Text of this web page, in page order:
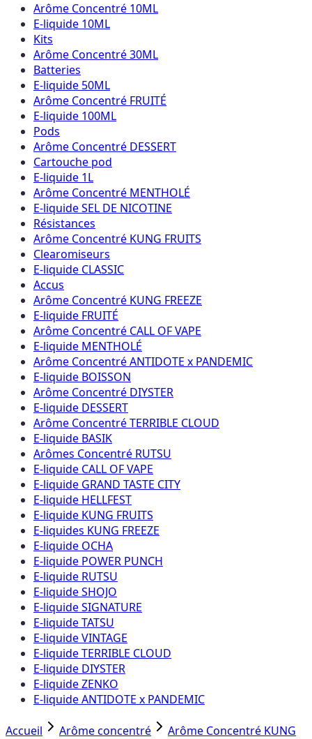
Arôme Concentré 10ML
E-liquide 10ML
Kits
Arôme Concentré 30ML
Batteries
E-liquide 50ML
Arôme Concentré FRUITÉ
E-liquide 100ML
Pods
Arôme Concentré DESSERT
Cartouche pod
E-liquide 1L
Arôme Concentré MENTHOLÉ
E-liquide SEL DE NICOTINE
Résistances
Arôme Concentré KUNG FRUITS
Clearomiseurs
E-liquide CLASSIC
Accus
Arôme Concentré KUNG FREEZE
E-liquide FRUITÉ
Arôme Concentré CALL OF VAPE
E-liquide MENTHOLÉ
Arôme Concentré ANTIDOTE x PANDEMIC
E-liquide BOISSON
Arôme Concentré DIYSTER
E-liquide DESSERT
Arôme Concentré TERRIBLE CLOUD
E-liquide BASIK
Arômes Concentré RUTSU
E-liquide CALL OF VAPE
E-liquide GRAND TASTE CITY
E-liquide HELLFEST
E-liquide KUNG FRUITS
E-liquides KUNG FREEZE
E-liquide OCHA
E-liquide POWER PUNCH
E-liquide RUTSU
E-liquide SHOJO
E-liquide SIGNATURE
E-liquide TATSU
E-liquide VINTAGE
E-liquide TERRIBLE CLOUD
E-liquide DIYSTER
E-liquide ZENKO
E-liquide ANTIDOTE x PANDEMIC
Accueil Arôme concentré
Arôme Concentré KUNG